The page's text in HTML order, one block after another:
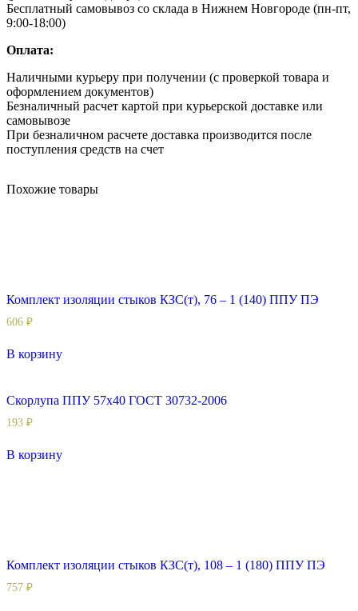
Бесплатный самовывоз со склада в Нижнем Новгороде (пн-пт,
9:00-18:00)
Оплата:
Наличными курьеру при получении (с проверкой товара и
оформлением документов)
Безналичный расчет картой при курьерской доставке или
самовывозе
При безналичном расчете доставка производится после
поступления средств на счет
Похожие товары
Комплект изоляции стыков КЗС(т), 76 – 1 (140) ППУ ПЭ
606 ₽
В корзину
Скорлупа ППУ 57х40 ГОСТ 30732-2006
193 ₽
В корзину
Комплект изоляции стыков КЗС(т), 108 – 1 (180) ППУ ПЭ
757 ₽